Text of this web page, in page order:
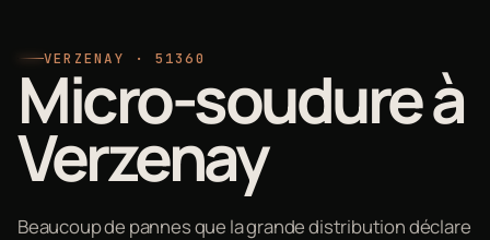
VERZENAY · 51360
Micro-soudure à
Verzenay
Beaucoup de pannes que la grande distribution déclare